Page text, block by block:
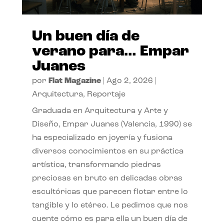
Un buen día de
verano para… Empar
Juanes
por Flat Magazine| Ago 2, 2026
Arquitectura, Reportaje
Graduada en Arquitectura y Arte y
Diseño, Empar Juanes (Valencia, 1990) se
ha especializado en joyería y fusiona
diversos conocimientos en su práctica
artística, transformando piedras
preciosas en bruto en delicadas obras
escultóricas que parecen flotar entre lo
tangible y lo etéreo. Le pedimos que nos
cuente cómo es para ella un buen día de